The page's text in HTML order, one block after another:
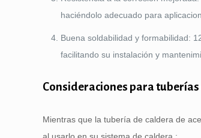
haciéndolo adecuado para
Buena soldabilidad y formabilidad:
facilitando su instalación y
Consideraciones para tuberías
Mientras que la tubería de caldera de